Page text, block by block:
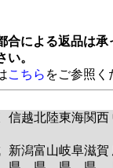
合による返品は
い。
こちら をご参照く
信越北陸東海関西
新潟富山岐阜滋賀